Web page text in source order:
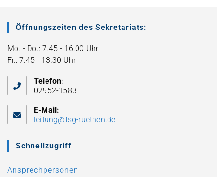
Öffnungszeiten des Sekretariats:
Mo. - Do.: 7.45 - 16.00 Uhr
Fr.: 7.45 - 13.30 Uhr
Telefon:
02952-1583
E-Mail:
leitung@fsg-ruethen.de
Schnellzugriff
Ansprechpersonen